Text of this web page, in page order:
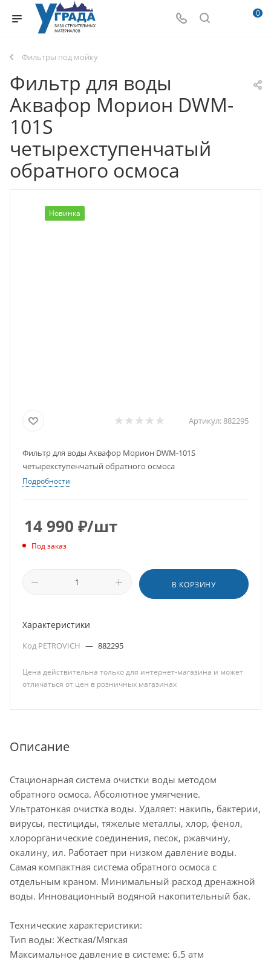
0
Фильтры под мойку
Фильтр для воды
Аквафор Морион DWM-
101S
четырехступенчатый
обратного осмоса
Новинка
Артикул:882295
Фильтр для воды Аквафор Морион DWM-101S
четырехступенчатый обратного осмоса
Подробности
14 990 ₽/шт
Под заказ
В КОРЗИНУ
Характеристики
Код PETROVICH — 882295
Цена действительна только для интернет-магазина и может
отличаться от цен в розничных магазинах
Описание
Стационарная система очистки воды методом
обратного осмоса. Абсолютное умягчение.
Ультратонкая очистка воды. Удаляет: накипь, бактерии,
вирусы, пестициды, тяжелые металлы, хлор, фенол,
хлорорганические соединения, песок, ржавчину,
окалину, ил. Работает при низком давление воды.
Самая компактная система обратного осмоса с
отдельным краном. Минимальный расход дренажной
воды. Инновационный водяной накопительный бак.
Технические характеристики:
Тип воды: Жесткая/Мягкая
Максимальное давление в системе: 6.5 атм